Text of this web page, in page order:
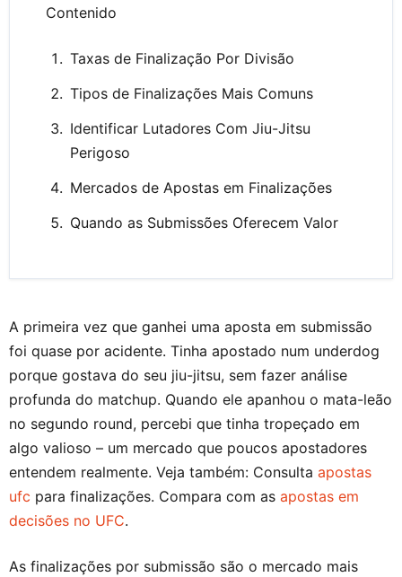
Contenido
Taxas de Finalização Por Divisão
Tipos de Finalizações Mais Comuns
Identificar Lutadores Com Jiu-Jitsu
Perigoso
Mercados de Apostas em Finalizações
Quando as Submissões Oferecem Valor
A primeira vez que ganhei uma aposta em submissão
foi quase por acidente. Tinha apostado num underdog
porque gostava do seu jiu-jitsu, sem fazer análise
profunda do matchup. Quando ele apanhou o mata-leão
no segundo round, percebi que tinha tropeçado em
algo valioso – um mercado que poucos apostadores
entendem realmente. Veja também: Consulta apostas
ufc para finalizações. Compara com as apostas em
decisões no UFC.
As finalizações por submissão são o mercado mais